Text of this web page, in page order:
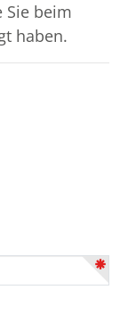
Sie beim
haben.